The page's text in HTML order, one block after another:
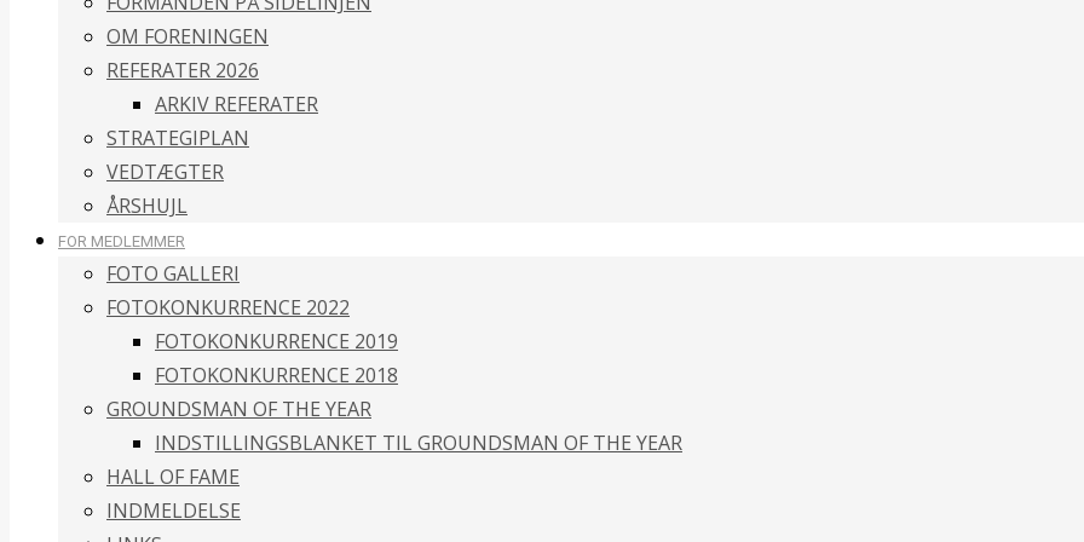
OM FORENINGEN
REFERATER 2026
ARKIV REFERATER
STRATEGIPLAN
VEDTÆGTER
ÅRSHUJL
FOR MEDLEMMER
FOTO GALLERI
FOTOKONKURRENCE 2022
FOTOKONKURRENCE 2019
FOTOKONKURRENCE 2018
GROUNDSMAN OF THE YEAR
INDSTILLINGSBLANKET TIL GROUNDSMAN OF THE YEAR
HALL OF FAME
INDMELDELSE